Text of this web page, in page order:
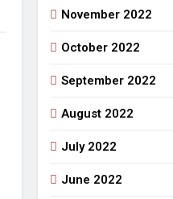
November 2022
October 2022
September 2022
August 2022
July 2022
June 2022